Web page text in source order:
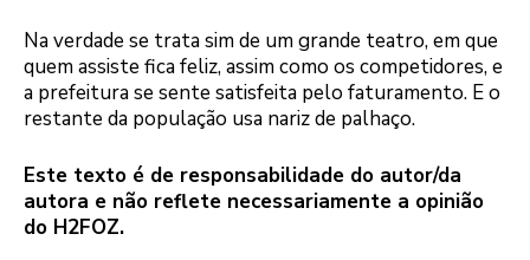
Na verdade se trata sim de um grande teatro, em que
quem assiste fica feliz, assim como os competidores, e
a prefeitura se sente satisfeita pelo faturamento. E o
restante da população usa nariz de palhaço.
Este texto é de responsabilidade do autor/da
autora e não reflete necessariamente a opinião
do H2FOZ.